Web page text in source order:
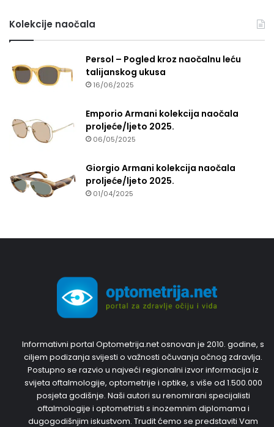
Kolekcije naočala
Persol – Pogled kroz naočalnu leću
talijanskog ukusa
16/06/2025
Emporio Armani kolekcija naočala
proljeće/ljeto 2025.
06/05/2025
Giorgio Armani kolekcija naočala
proljeće/ljeto 2025.
01/04/2025
Informativni portal Optometrija.net osnovan je 2010. godine, s
ciljem podizanja svijesti o važnosti očuvanja očnog zdravlja.
Postupno se razvio u najveći regionalni izvor informacija iz
svijeta oftalmologije, optometrije i optike, s više od 1.500.000
posjeta godišnje. Naši autori su renomirani specijalisti
oftalmologije i optometristi s inozemnim diplomama i
dugogodišnjim iskustvom. Trudit ćemo se predstaviti Vam